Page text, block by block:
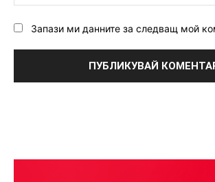
Запази ми данните за следващ мой